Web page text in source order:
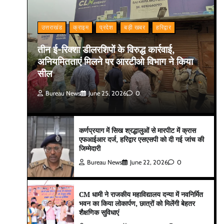
उत्तराखंड क्राइम प्रदेश बड़ी खबर हरिद्वार
तीन ई-रिक्शा डीलरशिपों के विरुद्ध कार्रवाई,
अनियमितताएं मिलने पर आरटीओ विभाग ने किया
सील
Bureau News June 25, 2026 0
कर्णप्रयाग में सिख श्रद्धालुओं से मारपीट में क्रास
एफआईआर दर्ज, हरिद्वार एसएसपी को दी गई जांच की
जिम्मेदारी
Bureau News June 22, 2026 0
CM धामी ने राजकीय महाविद्यालय दन्या में नवनिर्मित
भवन का किया लोकार्पण, छात्रों को मिलेंगी बेहतर
शैक्षणिक सुविधाएं